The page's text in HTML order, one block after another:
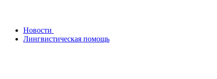
Новости
Лингвистическая помощь